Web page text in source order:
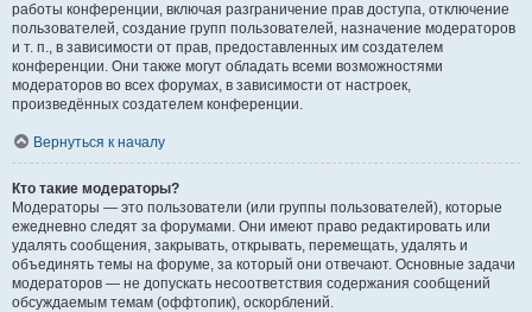
работы конференции, включая разграничение прав доступа, отключение
пользователей, создание групп пользователей, назначение модераторов
и т. п., в зависимости от прав, предоставленных им создателем
конференции. Они также могут обладать всеми возможностями
модераторов во всех форумах, в зависимости от настроек,
произведённых создателем конференции.
Вернуться к началу
Кто такие модераторы?
Модераторы — это пользователи (или группы пользователей), которые
ежедневно следят за форумами. Они имеют право редактировать или
удалять сообщения, закрывать, открывать, перемещать, удалять и
объединять темы на форуме, за который они отвечают. Основные задачи
модераторов — не допускать несоответствия содержания сообщений
обсуждаемым темам (оффтопик), оскорблений.